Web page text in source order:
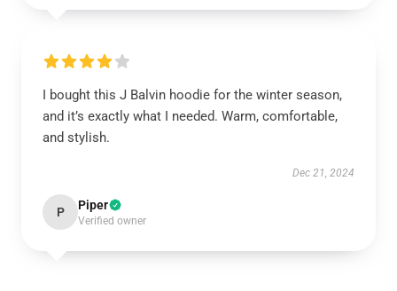
I bought this J Balvin hoodie for the winter season,
and it’s exactly what I needed. Warm, comfortable,
and stylish.
Dec 21, 2024
P Piper
Verified owner